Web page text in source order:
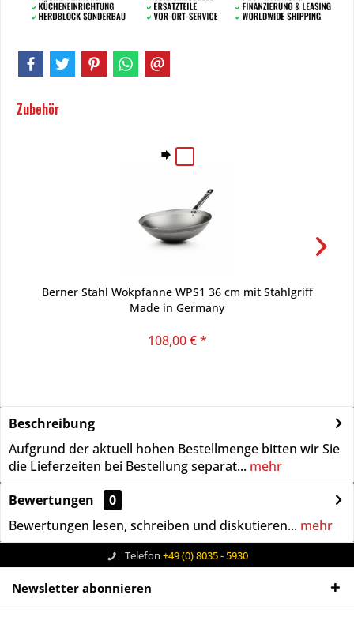
Zubehör
Berner Stahl Wokpfanne WPS1 36 cm mit Stahlgriff
Made in Germany
108,00 € *
Beschreibung
Aufgrund der aktuell hohen Bestellmenge bitten wir Sie
die Lieferzeiten bei Bestellung separat... mehr
Bewertungen
0
Bewertungen lesen, schreiben und diskutieren... mehr
Telefon +49 (0) 8035 - 5930
Newsletter abonnieren